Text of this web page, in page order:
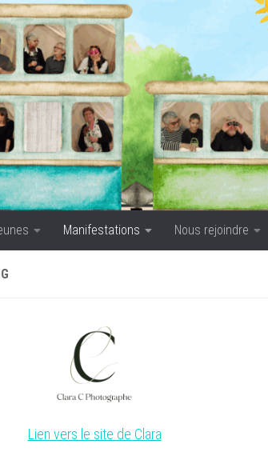
Manifestations Nous rejoindre
Lien vers le site de Clara